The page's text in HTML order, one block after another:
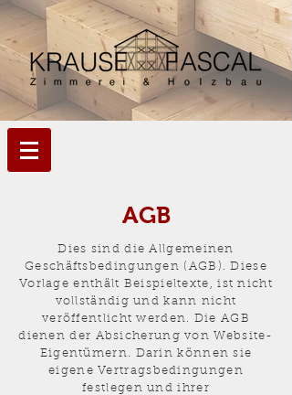
AGB
Dies sind die Allgemeinen
Geschäftsbedingungen (AGB). Diese
Vorlage enthält Beispieltexte, ist nicht
vollständig und kann nicht
veröffentlicht werden. Die AGB
dienen der Absicherung von Website-
Eigentümern. Darin können sie
eigene Vertragsbedingungen
festlegen und ihrer